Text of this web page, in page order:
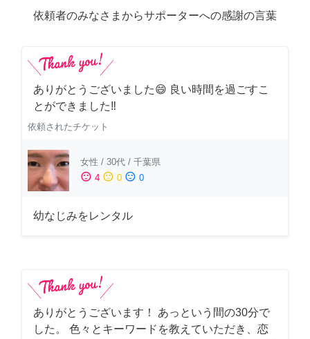
依頼者のみなさまからサポーターへの感謝の言葉
ありがとうございました😄 良い時間を過ごすこ
とができました‼️
依頼されたチケット
女性 / 30代 / 千葉県
sentiment_satisfied 4 sentiment_neutral 0 sentiment_dissatisfied 0
幼なじみをレンタル
ありがとうございます！ あっという間の30分で
した。 色々とキーワードを教えていただき、恋